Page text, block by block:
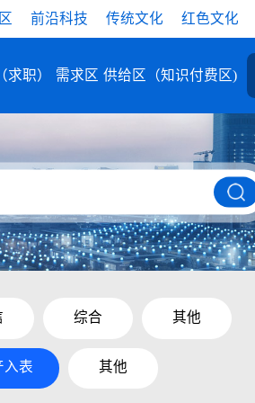
前沿科技 传统文化 红色文化
职） 需求区 供给区（知识付费区)
综合 其他
入表 其他